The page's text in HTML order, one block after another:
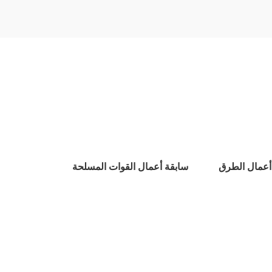
الطرق سابقة أعمال القوات المسلحة